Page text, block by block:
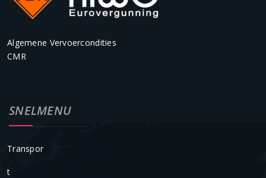
Algemene Vervoercondities
CMR
SNELMENU
Transpor
T